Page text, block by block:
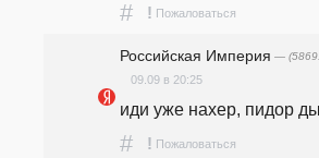
# ! Пожаловаться
Российская Империя —
09.09 в 20:25
иди уже нахер, пидор
# ! Пожаловаться